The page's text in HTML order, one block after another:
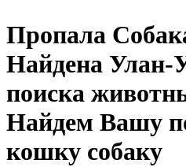
Пропала
Найдена Улан-
поиска
Найдем Вашу
кошку собаку